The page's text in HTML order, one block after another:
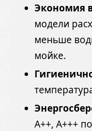
Экономия
модели
меньше
мойке.
A++, A+++